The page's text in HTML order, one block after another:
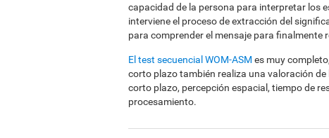
capacidad de la persona para interpretar los
interviene el proceso de extracción del
para comprender el mensaje para
El test secuencial WOM-ASM es muy
corto plazo también realiza una valoración
corto plazo, percepción espacial, tiempo de
procesamiento.